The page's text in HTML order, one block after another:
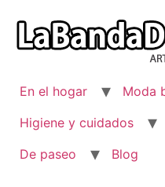
contenido
En el hogar Moda
Higiene y cuidados
De paseo
Blog